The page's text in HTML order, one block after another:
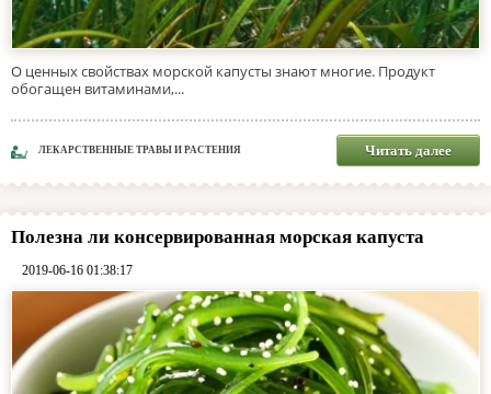
О ценных свойствах морской капусты знают многие. Продукт
обогащен витаминами,...
ЛЕКАРСТВЕННЫЕ ТРАВЫ И РАСТЕНИЯ Читать далее
Полезна ли консервированная морская капуста
2019-06-16 01:38:17